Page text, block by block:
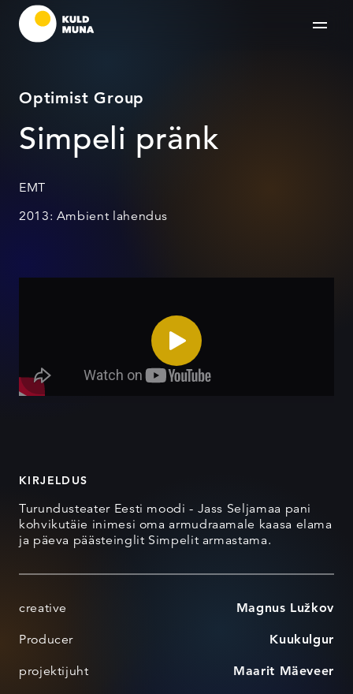
Optimist Group
Simpeli pränk
EMT
2013: Ambient lahendus
KIRJELDUS
Turundusteater Eesti moodi - Jass Seljamaa pani
kohvikutäie inimesi oma armudraamale kaasa elama
ja päeva päästeinglit Simpelit armastama.
creative Magnus Lužkov
Producer Kuukulgur
projektijuht Maarit Mäeveer